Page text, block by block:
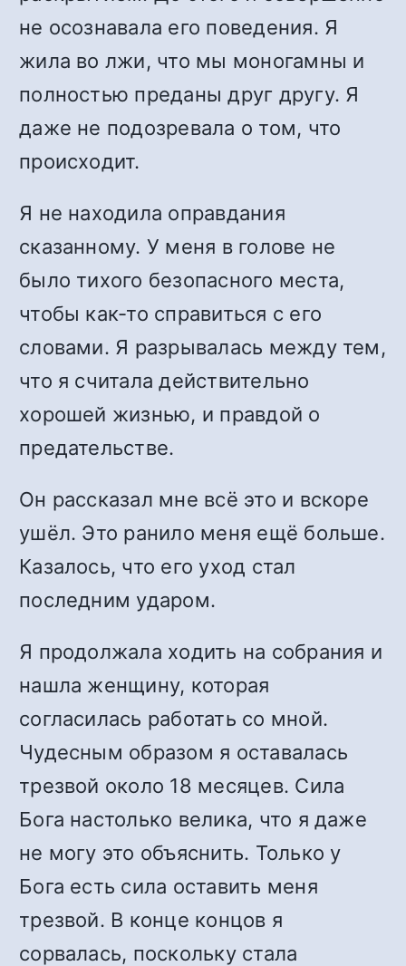
не осознавала его поведения. Я
жила во лжи, что мы моногамны и
полностью преданы друг другу. Я
даже не подозревала о том, что
происходит.
Я не находила оправдания
сказанному. У меня в голове не
было тихого безопасного места,
чтобы как-то справиться с его
словами. Я разрывалась между тем,
что я считала действительно
хорошей жизнью, и правдой о
предательстве.
Он рассказал мне всё это и вскоре
ушёл. Это ранило меня ещё больше.
Казалось, что его уход стал
последним ударом.
Я продолжала ходить на собрания и
нашла женщину, которая
согласилась работать со мной.
Чудесным образом я оставалась
трезвой около 18 месяцев. Сила
Бога настолько велика, что я даже
не могу это объяснить. Только у
Бога есть сила оставить меня
трезвой. В конце концов я
сорвалась, поскольку стала